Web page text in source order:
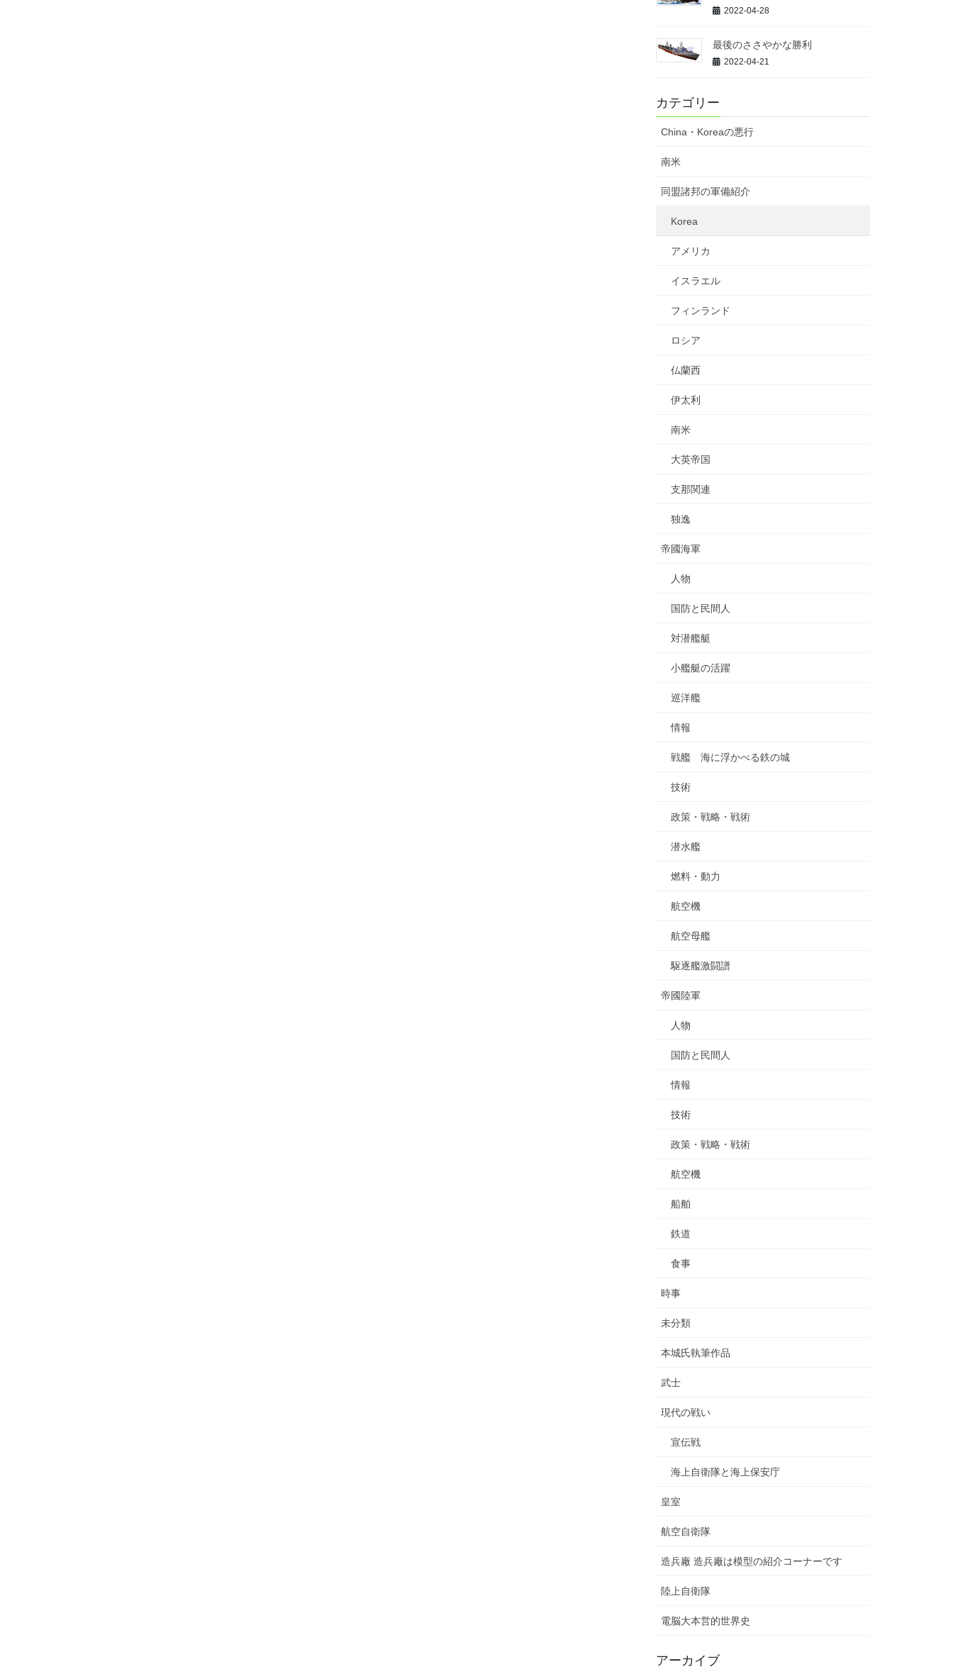
2022-04-28
最後のささやかな勝利
2022-04-21
カテゴリー
China・Koreaの悪行
南米
同盟諸邦の軍備紹介
Korea
アメリカ
イスラエル
フィンランド
ロシア
仏蘭西
伊太利
南米
大英帝国
支那関連
独逸
帝國海軍
人物
国防と民間人
対潜艦艇
小艦艇の活躍
巡洋艦
情報
戦艦 海に浮かべる鉄の城
技術
政策・戦略・戦術
潜水艦
燃料・動力
航空機
航空母艦
駆逐艦激闘譜
帝國陸軍
人物
国防と民間人
情報
技術
政策・戦略・戦術
航空機
船舶
鉄道
食事
時事
未分類
本城氏執筆作品
武士
現代の戦い
宣伝戦
海上自衛隊と海上保安庁
皇室
航空自衛隊
造兵廠 造兵廠は模型の紹介コーナーです
陸上自衛隊
電脳大本営的世界史
アーカイブ